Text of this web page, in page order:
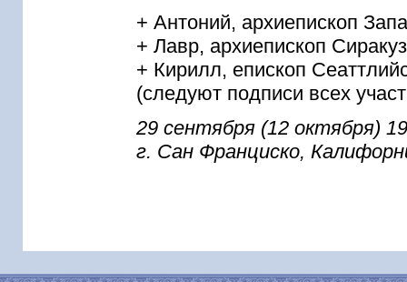
+ Антоний, архиепископ
+ Лавр, архиепископ
+ Кирилл, епископ
(следуют подписи всех
29 сентября (12 октября)
г. Сан Франциско,